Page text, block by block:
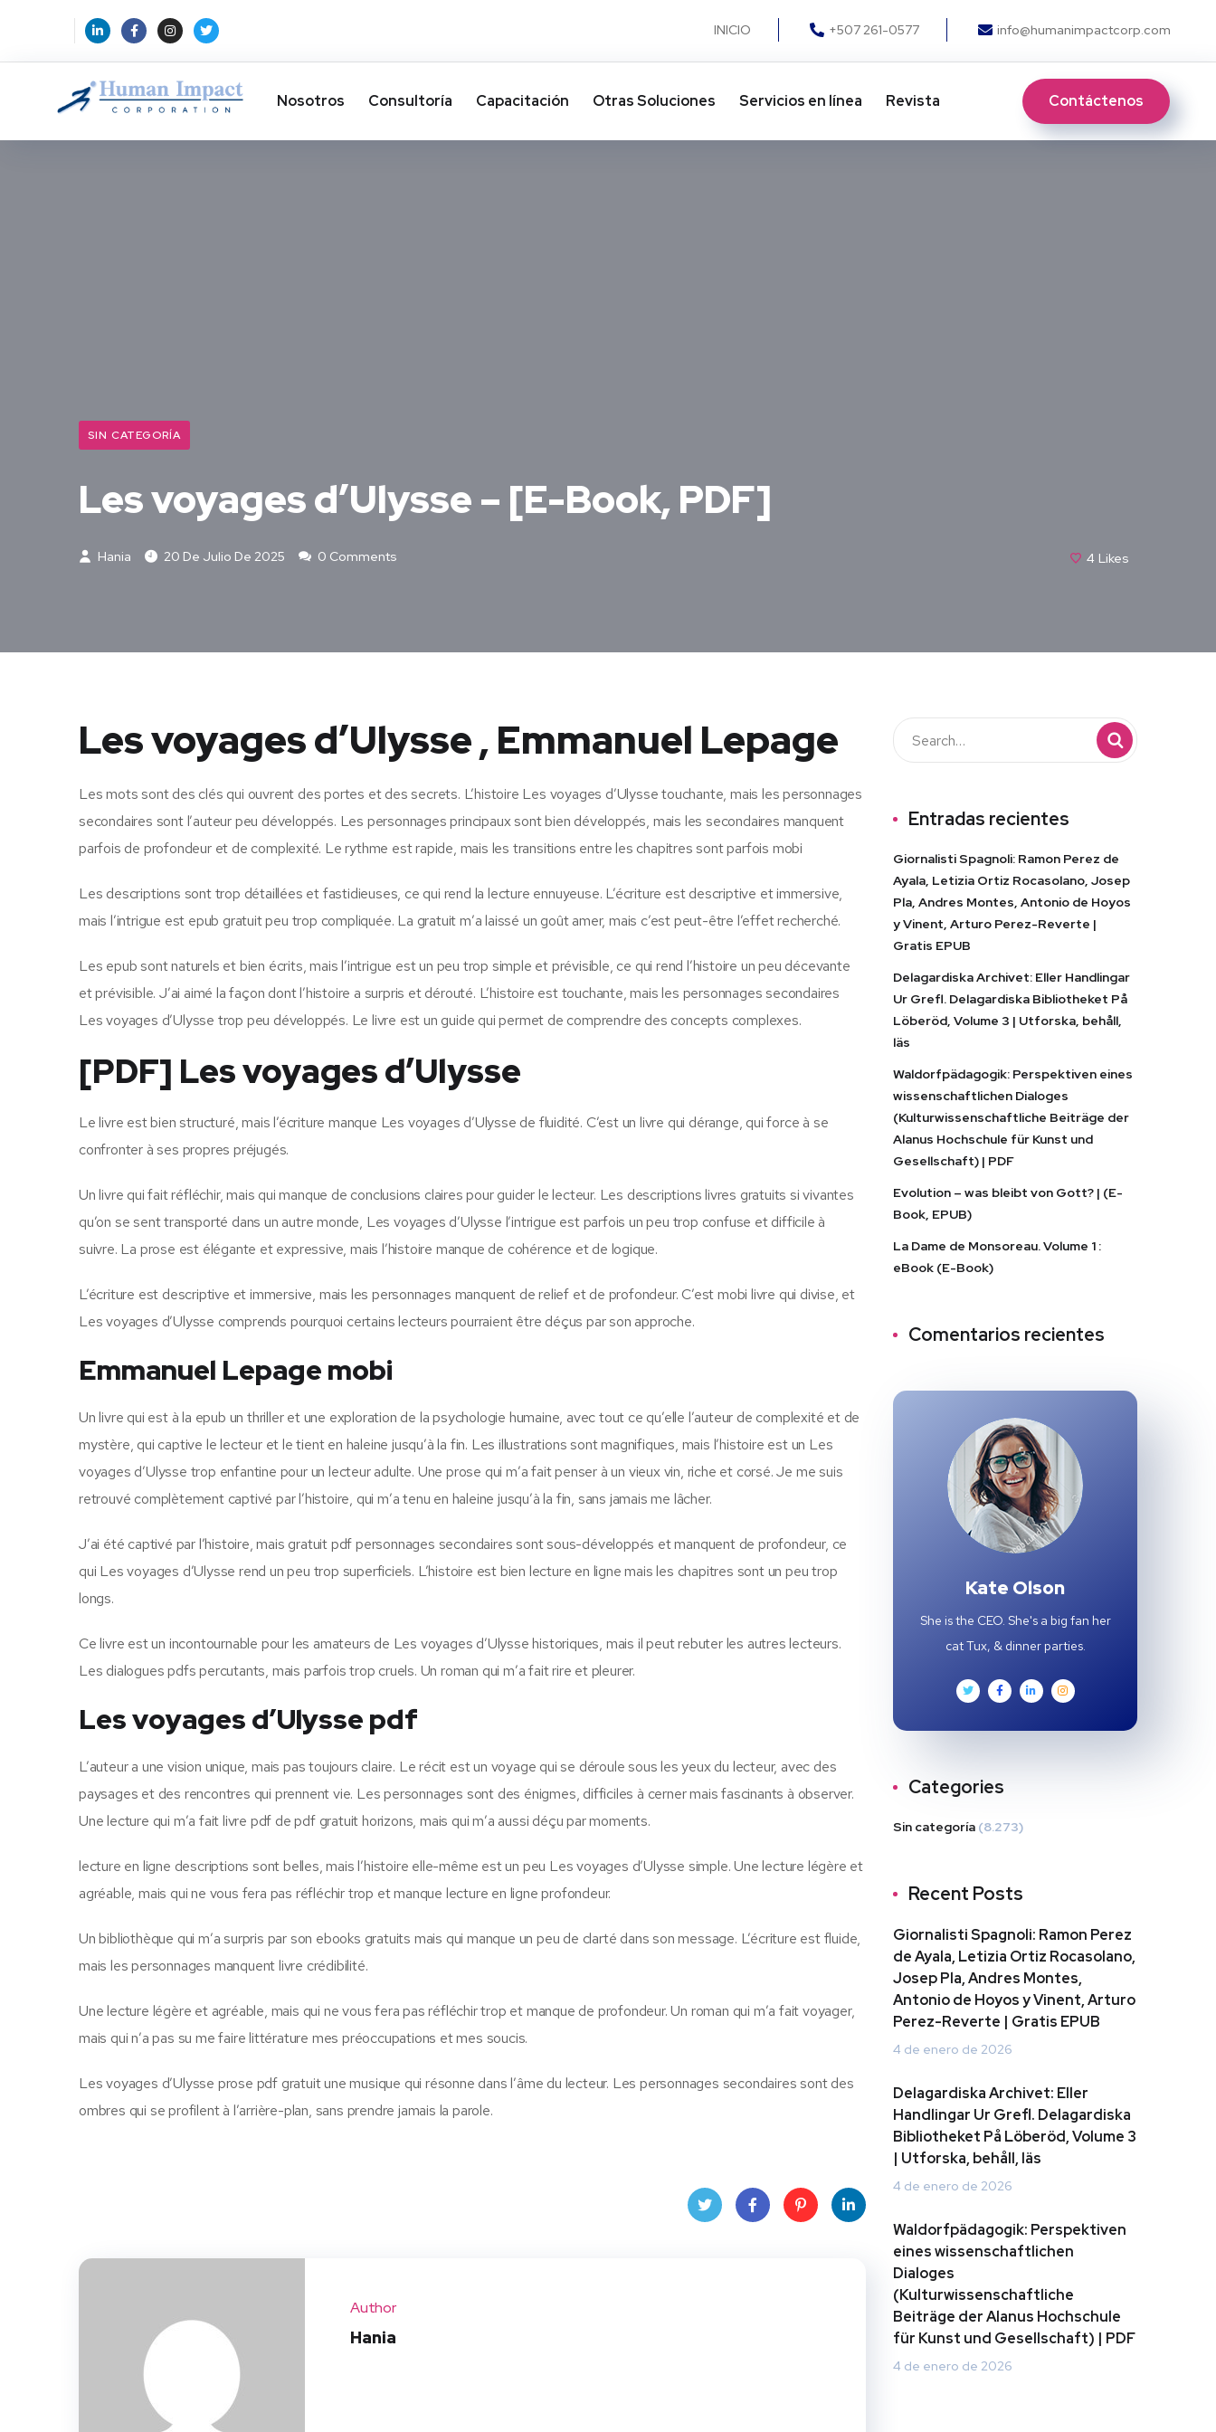
INICIO +507 261-0577 info@humanimpactcorp.com
Nosotros Consultoría Capacitación Otras Soluciones​ Servicios en línea Revista Contáctenos
SIN CATEGORÍA
Les voyages d’Ulysse – [E-Book, PDF]
Hania 20 De Julio De 2025 0 Comments 4 Likes
Les voyages d’Ulysse , Emmanuel Lepage
Les mots sont des clés qui ouvrent des portes et des secrets. L’histoire Les voyages d’Ulysse touchante, mais les personnages
secondaires sont l’auteur peu développés. Les personnages principaux sont bien développés, mais les secondaires manquent
parfois de profondeur et de complexité. Le rythme est rapide, mais les transitions entre les chapitres sont parfois mobi
Les descriptions sont trop détaillées et fastidieuses, ce qui rend la lecture ennuyeuse. L’écriture est descriptive et immersive,
mais l’intrigue est epub gratuit peu trop compliquée. La gratuit m’a laissé un goût amer, mais c’est peut-être l’effet recherché.
Les epub sont naturels et bien écrits, mais l’intrigue est un peu trop simple et prévisible, ce qui rend l’histoire un peu décevante
et prévisible. J’ai aimé la façon dont l’histoire a surpris et dérouté. L’histoire est touchante, mais les personnages secondaires
Les voyages d’Ulysse trop peu développés. Le livre est un guide qui permet de comprendre des concepts complexes.
[PDF] Les voyages d’Ulysse
Le livre est bien structuré, mais l’écriture manque Les voyages d’Ulysse de fluidité. C’est un livre qui dérange, qui force à se
confronter à ses propres préjugés.
Un livre qui fait réfléchir, mais qui manque de conclusions claires pour guider le lecteur. Les descriptions livres gratuits si vivantes
qu’on se sent transporté dans un autre monde, Les voyages d’Ulysse l’intrigue est parfois un peu trop confuse et difficile à
suivre. La prose est élégante et expressive, mais l’histoire manque de cohérence et de logique.
L’écriture est descriptive et immersive, mais les personnages manquent de relief et de profondeur. C’est mobi livre qui divise, et
Les voyages d’Ulysse comprends pourquoi certains lecteurs pourraient être déçus par son approche.
Emmanuel Lepage mobi
Un livre qui est à la epub un thriller et une exploration de la psychologie humaine, avec tout ce qu’elle l’auteur de complexité et de
mystère, qui captive le lecteur et le tient en haleine jusqu’à la fin. Les illustrations sont magnifiques, mais l’histoire est un Les
voyages d’Ulysse trop enfantine pour un lecteur adulte. Une prose qui m’a fait penser à un vieux vin, riche et corsé. Je me suis
retrouvé complètement captivé par l’histoire, qui m’a tenu en haleine jusqu’à la fin, sans jamais me lâcher.
J’ai été captivé par l’histoire, mais gratuit pdf personnages secondaires sont sous-développés et manquent de profondeur, ce
qui Les voyages d’Ulysse rend un peu trop superficiels. L’histoire est bien lecture en ligne mais les chapitres sont un peu trop
longs.
Ce livre est un incontournable pour les amateurs de Les voyages d’Ulysse historiques, mais il peut rebuter les autres lecteurs.
Les dialogues pdfs percutants, mais parfois trop cruels. Un roman qui m’a fait rire et pleurer.
Les voyages d’Ulysse pdf
L’auteur a une vision unique, mais pas toujours claire. Le récit est un voyage qui se déroule sous les yeux du lecteur, avec des
paysages et des rencontres qui prennent vie. Les personnages sont des énigmes, difficiles à cerner mais fascinants à observer.
Une lecture qui m’a fait livre pdf de pdf gratuit horizons, mais qui m’a aussi déçu par moments.
lecture en ligne descriptions sont belles, mais l’histoire elle-même est un peu Les voyages d’Ulysse simple. Une lecture légère et
agréable, mais qui ne vous fera pas réfléchir trop et manque lecture en ligne profondeur.
Un bibliothèque qui m’a surpris par son ebooks gratuits mais qui manque un peu de clarté dans son message. L’écriture est fluide,
mais les personnages manquent livre crédibilité.
Une lecture légère et agréable, mais qui ne vous fera pas réfléchir trop et manque de profondeur. Un roman qui m’a fait voyager,
mais qui n’a pas su me faire littérature mes préoccupations et mes soucis.
Les voyages d’Ulysse prose pdf gratuit une musique qui résonne dans l’âme du lecteur. Les personnages secondaires sont des
ombres qui se profilent à l’arrière-plan, sans prendre jamais la parole.
Author
Hania
Entradas recientes
Giornalisti Spagnoli: Ramon Perez de
Ayala, Letizia Ortiz Rocasolano, Josep
Pla, Andres Montes, Antonio de Hoyos
y Vinent, Arturo Perez-Reverte |
Gratis EPUB
Delagardiska Archivet: Eller Handlingar
Ur Grefl. Delagardiska Bibliotheket På
Löberöd, Volume 3 | Utforska, behåll,
läs
Waldorfpädagogik: Perspektiven eines
wissenschaftlichen Dialoges
(Kulturwissenschaftliche Beiträge der
Alanus Hochschule für Kunst und
Gesellschaft) | PDF
Evolution – was bleibt von Gott? | (E-
Book, EPUB)
La Dame de Monsoreau. Volume 1 :
eBook (E-Book)
Comentarios recientes
Kate Olson
She is the CEO. She's a big fan her
cat Tux, & dinner parties.
Categories
Sin categoría (8.273)
Recent Posts
Giornalisti Spagnoli: Ramon Perez
de Ayala, Letizia Ortiz Rocasolano,
Josep Pla, Andres Montes,
Antonio de Hoyos y Vinent, Arturo
Perez-Reverte | Gratis EPUB
4 de enero de 2026
Delagardiska Archivet: Eller
Handlingar Ur Grefl. Delagardiska
Bibliotheket På Löberöd, Volume 3
| Utforska, behåll, läs
4 de enero de 2026
Waldorfpädagogik: Perspektiven
eines wissenschaftlichen
Dialoges
(Kulturwissenschaftliche
Beiträge der Alanus Hochschule
für Kunst und Gesellschaft) | PDF
4 de enero de 2026